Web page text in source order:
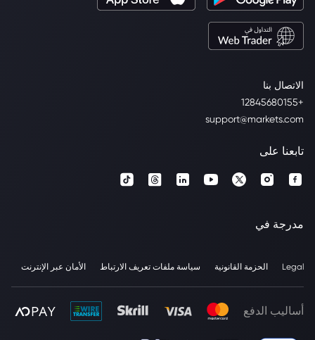
الاتصال بنا
+12845680155
support@markets.com
تابعنا على
مدرجة في
Legal الحزمة القانونية سياسة ملفات تعريف الارتباط الأمان عبر الإنترنت
أساليب الدفع